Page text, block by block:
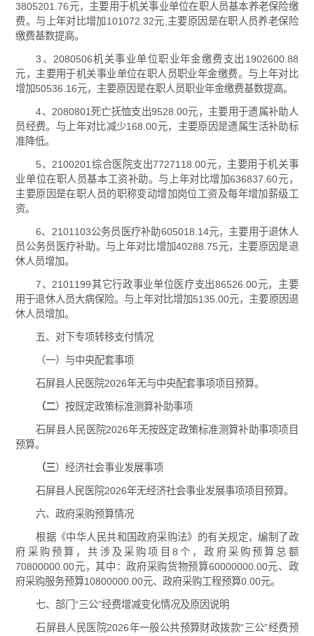
3805201.76元，主要用于机关事业单位在职人员基本养老保险缴
费。与上年对比增加101072.32元,主要原因是在职人员养老保险
缴费基数提高。
3、2080506机关事业单位职业年金缴费支出1902600.88
元，主要用于机关事业单位在职人员职业年金缴费。与上年对比
增加50536.16元，主要原因是在职人员职业年金缴费基数提高。
4、2080801死亡抚恤支出9528.00元，主要用于遗属补助人
员经费。与上年对比减少168.00元，主要原因是遗属生活补助标
准降低。
5、2100201综合医院支出7727118.00元，主要用于机关事
业单位在职人员基本工资补助。与上年对比增加636837.60元，
主要原因是在职人员的职称变动增加岗位工资及每年增加薪级工
资。
6、2101103公务员医疗补助605018.14元，主要用于退休人
员公务员医疗补助。与上年对比增加40288.75元，主要原因是退
休人员增加。
7、2101199其它行政事业单位医疗支出86526.00元，主要
用于退休人员大病保险。与上年对比增加5135.00元，主要原因退
休人员增加。
五、对下专项转移支付情况
（一）与中央配套事项
石屏县人民医院2026年无与中央配套事项项目预算。
（二）按既定政策标准测算补助事项
石屏县人民医院2026年无按既定政策标准测算补助事项项目
预算。
（三）经济社会事业发展事项
石屏县人民医院2026年无经济社会事业发展事项项目预算。
六、政府采购预算情况
根据《中华人民共和国政府采购法》的有关规定，编制了政
府采购预算，共涉及采购项目8个，政府采购预算总额
70800000.00元，其中：政府采购货物预算60000000.00元、政
府采购服务预算10800000.00元、政府采购工程预算0.00元。
七、部门“三公”经费增减变化情况及原因说明
石屏县人民医院2026年一般公共预算财政拨款“三公”经费预